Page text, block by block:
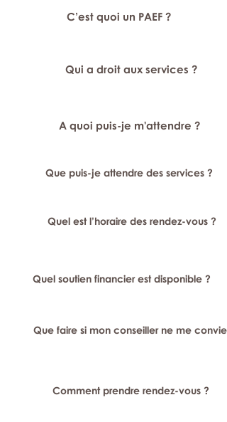
C’est quoi un PAEF ?
Qui a droit aux services ?
A quoi puis-je m'attendre ?
Que puis-je attendre des services ?
Quel est l’horaire des rendez-vous ?
Quel soutien financier est disponible ?
Que faire si mon conseiller ne me
Comment prendre rendez-vous ?